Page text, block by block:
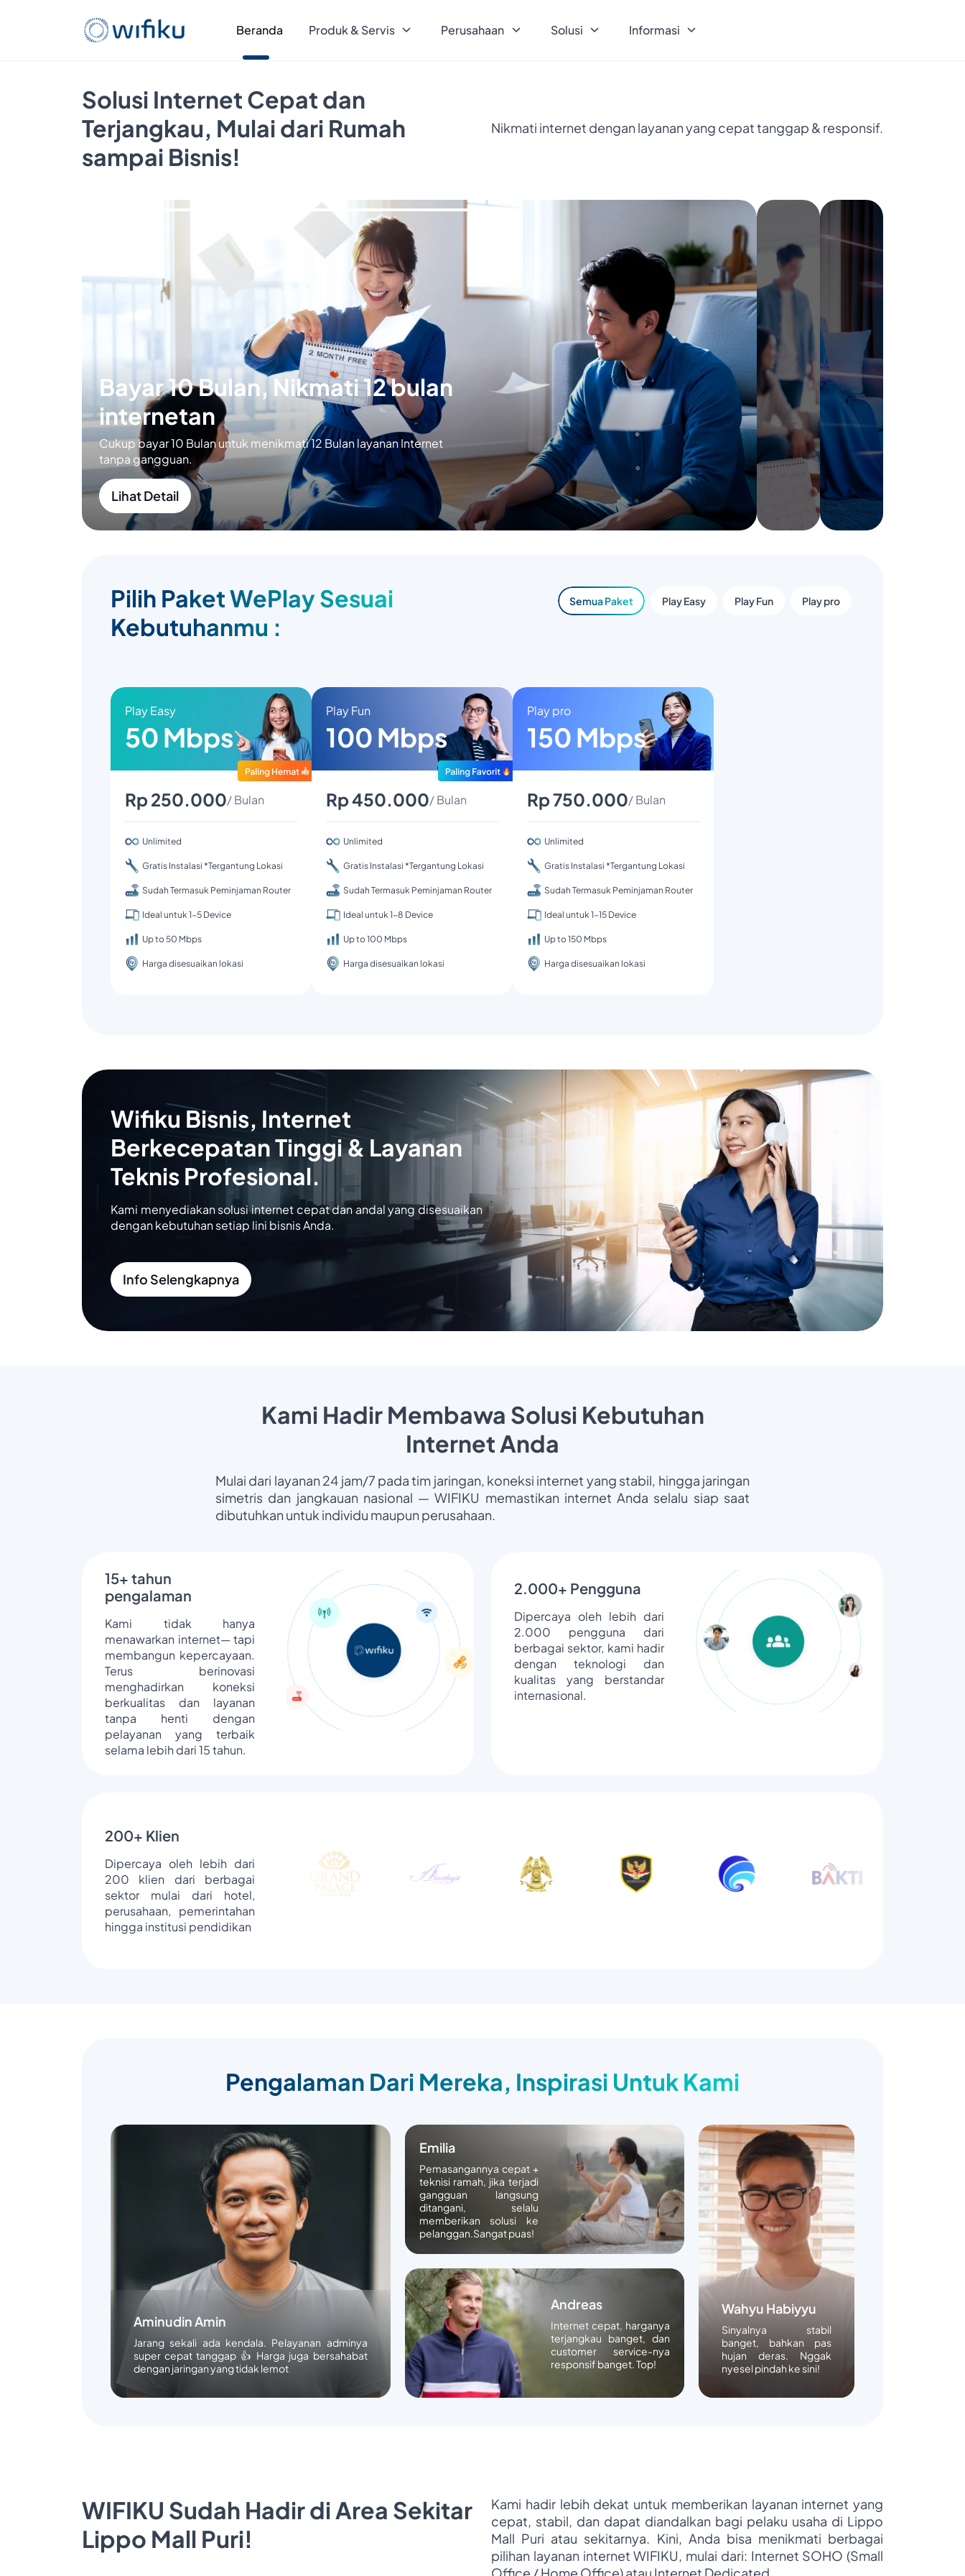
Beranda Produk & Servis Perusahaan Solusi Informasi
Solusi Internet Cepat dan
Terjangkau, Mulai dari Rumah
sampai Bisnis!
Nikmati internet dengan layanan yang cepat tanggap & responsif.
Bayar 10 Bulan, Nikmati 12 bulan
internetan
Cukup bayar 10 Bulan untuk menikmati 12 Bulan layanan Internet
tanpa gangguan.
Lihat Detail
Pilih Paket WePlay Sesuai
Kebutuhanmu :
Semua Paket Play Easy Play Fun Play pro
Play Easy
50 Mbps
Rp 250.000/ Bulan
Unlimited
Gratis Instalasi *Tergantung Lokasi
Sudah Termasuk Peminjaman Router
Ideal untuk 1-5 Device
Up to 50 Mbps
Harga disesuaikan lokasi
Play Fun
100 Mbps
Rp 450.000/ Bulan
Unlimited
Gratis Instalasi *Tergantung Lokasi
Sudah Termasuk Peminjaman Router
Ideal untuk 1-8 Device
Up to 100 Mbps
Harga disesuaikan lokasi
Play pro
150 Mbps
Rp 750.000/ Bulan
Unlimited
Gratis Instalasi *Tergantung Lokasi
Sudah Termasuk Peminjaman Router
Ideal untuk 1-15 Device
Up to 150 Mbps
Harga disesuaikan lokasi
Wifiku Bisnis, Internet
Berkecepatan Tinggi & Layanan
Teknis Profesional.
Kami menyediakan solusi internet cepat dan andal yang disesuaikan
dengan kebutuhan setiap lini bisnis Anda.
Info Selengkapnya
Kami Hadir Membawa Solusi Kebutuhan
Internet Anda
Mulai dari layanan 24 jam/7 pada tim jaringan, koneksi internet yang stabil, hingga jaringan
simetris dan jangkauan nasional — WIFIKU memastikan internet Anda selalu siap saat
dibutuhkan untuk individu maupun perusahaan.
15+ tahun
pengalaman
Kami tidak hanya
menawarkan internet— tapi
membangun kepercayaan.
Terus berinovasi
menghadirkan koneksi
berkualitas dan layanan
tanpa henti dengan
pelayanan yang terbaik
selama lebih dari 15 tahun.
2.000+ Pengguna
Dipercaya oleh lebih dari
2.000 pengguna dari
berbagai sektor, kami hadir
dengan teknologi dan
kualitas yang berstandar
internasional.
200+ Klien
Dipercaya oleh lebih dari
200 klien dari berbagai
sektor mulai dari hotel,
perusahaan, pemerintahan
hingga institusi pendidikan
Pengalaman Dari Mereka, Inspirasi Untuk Kami
Aminudin Amin
Jarang sekali ada kendala. Pelayanan adminya
super cepat tanggap 👍 Harga juga bersahabat
dengan jaringan yang tidak lemot
Emilia
Pemasangannya cepat +
teknisi ramah, jika terjadi
gangguan langsung
ditangani, selalu
memberikan solusi ke
pelanggan.Sangat puas!
Wahyu Habiyyu
Sinyalnya stabil
banget, bahkan pas
hujan deras. Nggak
nyesel pindah ke sini!
Andreas
Internet cepat, harganya
terjangkau banget, dan
customer service-nya
responsif banget. Top!
WIFIKU Sudah Hadir di Area Sekitar
Lippo Mall Puri!
Kami hadir lebih dekat untuk memberikan layanan internet yang
cepat, stabil, dan dapat diandalkan bagi pelaku usaha di Lippo
Mall Puri atau sekitarnya. Kini, Anda bisa menikmati berbagai
pilihan layanan internet WIFIKU, mulai dari: Internet SOHO (Small